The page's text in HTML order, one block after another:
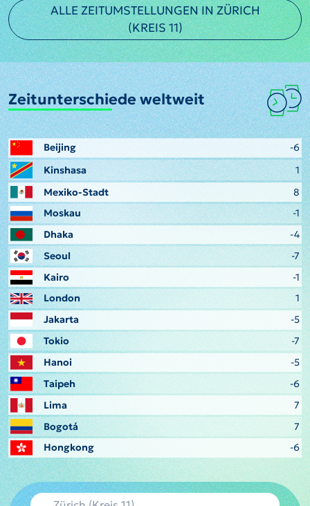
ALLE ZEITUMSTELLUNGEN IN ZÜRICH
(KREIS 11)
Zeitunterschiede weltweit
Beijing
-6
Kinshasa
1
Mexiko-Stadt
8
Moskau
-1
Dhaka
-4
Seoul
-7
Kairo
-1
London
1
Jakarta
-5
Tokio
-7
Hanoi
-5
Taipeh
-6
Lima
7
Bogotá
7
Hongkong
-6